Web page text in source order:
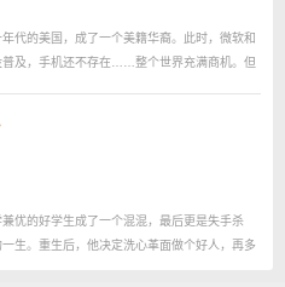
代的美国，成了一个美籍华裔。此时，微软和
普及，手机还不存在……整个世界充满商机。但
榜上。我想养你你竟然成了世界首富？！注意
是架空的美国八十...
优的好学生成了一个混混，最后更是失手杀
生。重生后，他决定洗心革面做个好人，再多